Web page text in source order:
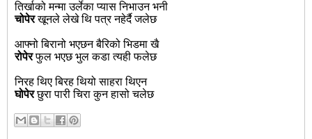
तिर्खाको मन्मा उर्लेका प्यास निभाउन भनी
चोपेरखूनले लेखे थि पत्र नहेर्दै जलेछ
आफ्नो बिरानो भएछन बैरिको भिडमा खै
रोपेरफुल भएछ भुल कडा त्यही फलेछ
निरह थिए बिरह थियो साहरा थिएन
घोपेरछुरा पारी चिरा कुन हासो चलेछ